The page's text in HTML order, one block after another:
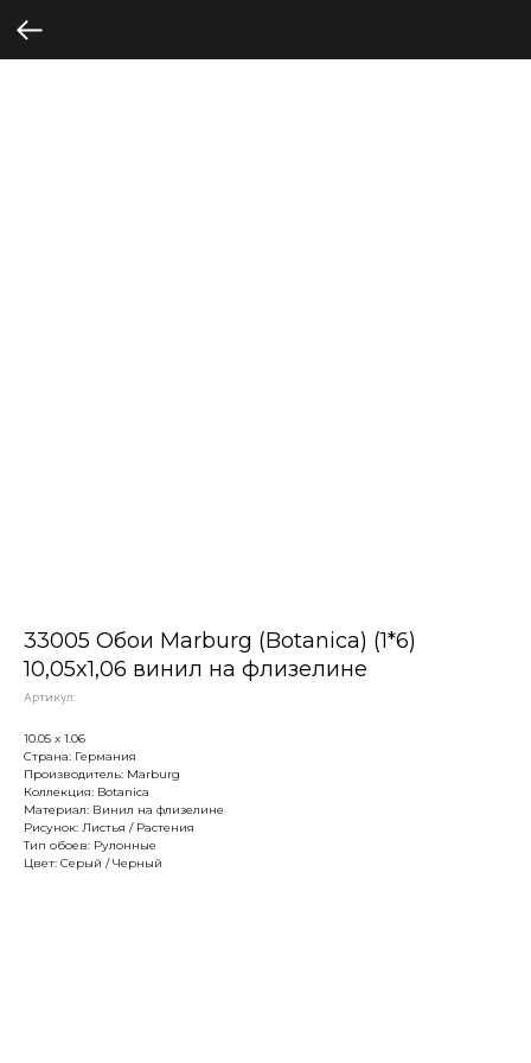
33005 Обои Marburg (Botanica) (1*6)
10,05x1,06 винил на флизелине
Артикул:
10.05 х 1.06
Страна: Германия
Производитель: Marburg
Коллекция: Botanica
Материал: Винил на флизелине
Рисунок: Листья / Растения
Тип обоев: Рулонные
Цвет: Серый / Черный